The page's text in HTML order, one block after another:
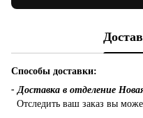
Способы доставки:
- Доставка в отделение
Отследить ваш заказ вы